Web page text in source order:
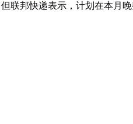
联邦快递表示，计划在本月